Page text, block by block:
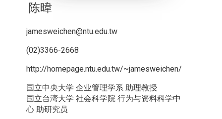
陈暐
jamesweichen@ntu.edu.tw
(02)3366-2668
http://homepage.ntu.edu.tw/~jamesweichen/
国立中央大学 企业管理学系 助理教授
国立台湾大学 社会科学院 行为与资料科学中
心 助研究员